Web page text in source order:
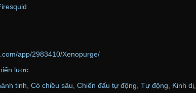
app/2983410/Xenopurge/
lược
tinh, Có chiều sâu, Chiến đấu tự động, Tự động, Kinh dị,